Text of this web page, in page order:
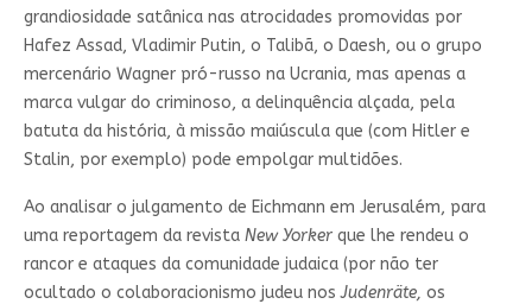
grandiosidade satânica nas atrocidades promovidas por
Hafez Assad, Vladimir Putin, o Talibã, o Daesh, ou o grupo
mercenário Wagner pró-russo na Ucrania, mas apenas a
marca vulgar do criminoso, a delinquência alçada, pela
batuta da história, à missão maiúscula que (com Hitler e
Stalin, por exemplo) pode empolgar multidões.
Ao analisar o julgamento de Eichmann em Jerusalém, para
uma reportagem da revista New Yorkerque lhe rendeu o
rancor e ataques da comunidade judaica (por não ter
ocultado o colaboracionismo judeu nosJudenräte, os